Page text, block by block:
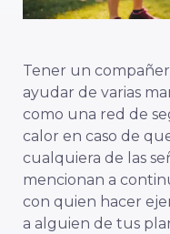
Tener un
ayudar de varias
como una red de
calor en caso de
cualquiera de las
mencionan a
con quien hacer
a alguien de tus